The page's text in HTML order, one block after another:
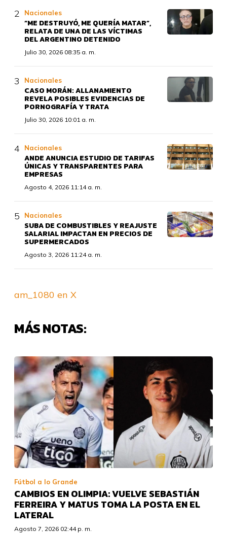
Nacionales
“ME DESTRUYÓ, ME QUERÍA MATAR”,
RELATA DE UNA DE LAS VÍCTIMAS
DEL ARGENTINO DETENIDO
Julio 30, 2026 08:35 a. m.
Nacionales
CASO MORÁN: ALLANAMIENTO
REVELA POSIBLES EVIDENCIAS DE
PORNOGRAFÍA Y TRATA
Julio 30, 2026 10:01 a. m.
Nacionales
ANDE ANUNCIA ESTUDIO DE TARIFAS
ÚNICAS Y TRANSPARENTES PARA
EMPRESAS
Agosto 4, 2026 11:14 a. m.
Nacionales
SUBA DE COMBUSTIBLES Y REAJUSTE
SALARIAL IMPACTAN EN PRECIOS DE
SUPERMERCADOS
Agosto 3, 2026 11:24 a. m.
am_1080 en X
MÁS NOTAS:
Fútbol a lo Grande
CAMBIOS EN OLIMPIA: VUELVE SEBASTIÁN
FERREIRA Y MATUS TOMA LA POSTA EN EL
LATERAL
Agosto 7, 2026 02:44 p. m.